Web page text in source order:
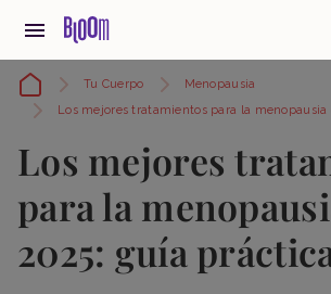
Tu Cuerpo
Menopausia
Los mejores tratamientos para la
Los mejores
para la
2025: guía